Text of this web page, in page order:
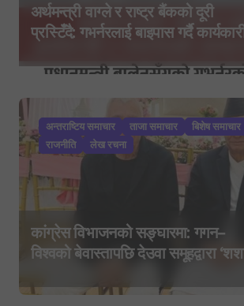
अर्थमन्त्री वाग्ले र राष्ट्र बैंकको दूरी
प्रस्टिँदै: गभर्नरलाई बाइपास गर्दै
अन्तराष्टिय समाचार ताजा समाचार बिशेष समाचार
राजनीति
लेख रचना
कांग्रेस विभाजनको सङ्घारमा: गगन–
विश्वको बेवास्तापछि देउवा समूहद्वारा
यात्राको घोषणा तयारी!